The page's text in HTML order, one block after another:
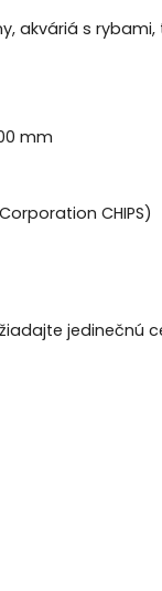
akváriá s
mm
CHIPS)
jedinečnú